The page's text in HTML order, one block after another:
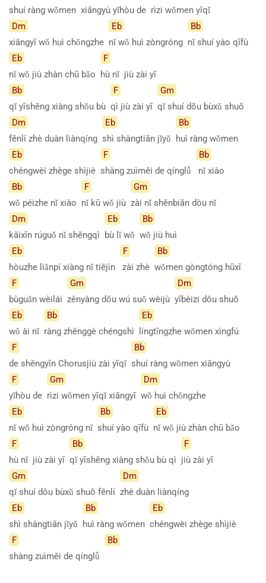
shuí ràng wǒmen xiāngyù yǐhòu de rìzi wǒmen yīqǐ
Dm
xiāngyī wǒ huì chǒngzhe
Eb
nǐ wǒ huì zòngróng
Bb
nǐ shuí yào qīfù
Eb
nǐ wǒ jiù zhàn chū bǎo
F
hù nǐ jiù zài yī
Bb
qǐ yīshēng xiàng shǒu bù
F
qì jiù zài yī
Gm
qǐ shuí dōu bùxǔ shuō
Dm
fēnlí zhè duàn liànqíng
Eb
shì shàngtiān jǐyǔ
Bb
huì ràng wǒmen
Eb
chéngwèi zhège shìjiè
F
shàng zuìměi de qínglǚ
Bb
nǐ xiào
Bb
wǒ péizhe nǐ xiào
F
nǐ kū wǒ jiù
Gm
zài nǐ shēnbiān dòu nǐ
Dm
kāixīn rúguǒ nǐ shēngqì
Eb
bù lǐ wǒ
Bb
wǒ jiù huì
Eb
hòuzhe liǎnpí xiàng nǐ tiējìn
F
zài zhè
Bb
wǒmen gòngtóng hūxī
F
bùguǎn wèilái
Gm
zěnyàng dōu wú suǒ wèijù
Dm
yībèizi dōu shuō
Eb
wǒ ài nǐ
Bb
ràng zhěnggè chéngshì
Eb
língtīngzhe wǒmen xìngfú
F
de shēngyīn Chorusjiù zài yīqǐ
Bb
shuí ràng wǒmen xiāngyù
F
yǐhòu de
Gm
rìzi wǒmen yīqǐ xiāngyī
Dm
wǒ huì chǒngzhe
Eb
nǐ wǒ huì zòngróng nǐ
Bb
shuí yào qīfù
Eb
nǐ wǒ jiù zhàn chū bǎo
F
hù nǐ jiù zài yī
Bb
qǐ yīshēng xiàng shǒu bù qì
F
jiù zài yī
Gm
qǐ shuí dōu bùxǔ shuō fēnlí
Dm
zhè duàn liànqíng
Eb
shì shàngtiān jǐyǔ
Bb
huì ràng wǒmen
Eb
chéngwèi zhège shìjiè
F
shàng zuìměi de qínglǚ
Bb